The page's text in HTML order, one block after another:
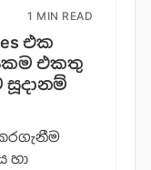
1 MIN READ
එක
එකතු
සූදානම්
හා